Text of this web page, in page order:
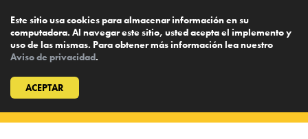
Este sitio usa cookies para almacenar información en su
computadora. Al navegar este sitio, usted acepta el implemento y
uso de las mismas. Para obtener más información lea nuestro
Aviso de privacidad.
ACEPTAR